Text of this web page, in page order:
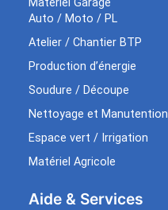
Matériel Garage
Auto / Moto / PL
Atelier / Chantier BTP
Production d’énergie
Soudure / Découpe
Nettoyage et Manutention
Espace vert / Irrigation
Matériel Agricole
Aide & Services​